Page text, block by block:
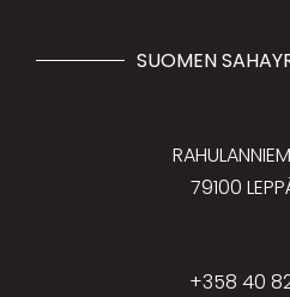
SUOMEN
79100
+358 40